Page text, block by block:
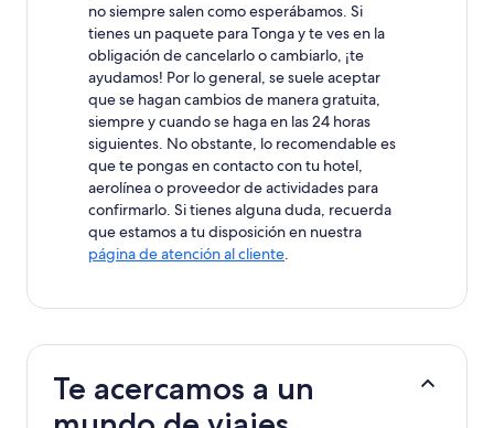
no siempre salen como esperábamos. Si
tienes un paquete para Tonga y te ves en la
obligación de cancelarlo o cambiarlo, ¡te
ayudamos! Por lo general, se suele aceptar
que se hagan cambios de manera gratuita,
siempre y cuando se haga en las 24 horas
siguientes. No obstante, lo recomendable es
que te pongas en contacto con tu hotel,
aerolínea o proveedor de actividades para
confirmarlo. Si tienes alguna duda, recuerda
que estamos a tu disposición en nuestra
página de atención al cliente.
Te acercamos a un